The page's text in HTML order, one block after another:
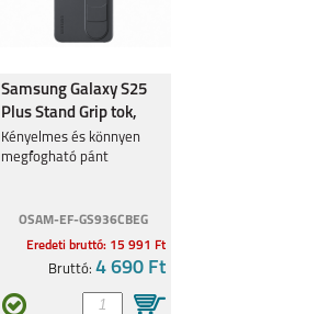
A14 5G
Samsung Galaxy S25
Plus Stand Grip tok,
Fekete
Kényelmes és könnyen
megfogható pánt
OSAM-EF-GS936CBEG
Eredeti bruttó: 15 991 Ft
Bruttó: 4 690 Ft